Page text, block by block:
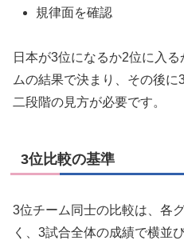
規律面を確認
日本が3位になるか2位に入
ムの結果で決まり、その後に
二段階の見方が必要です。
3位比較の基準
3位チーム同士の比較は、各
く、3試合全体の成績で横並